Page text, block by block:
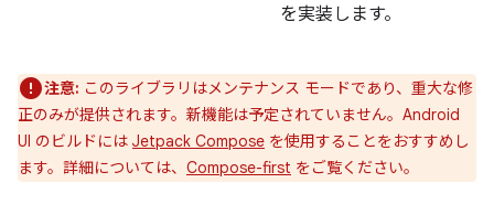
を実装します。
注意: このライブラリはメンテナンス モードであり、重大な修
正のみが提供されます。新機能は予定されていません。Android
UI のビルドには Jetpack Compose を使用することをおすすめし
ます。詳細については、 Compose-first をご覧ください。